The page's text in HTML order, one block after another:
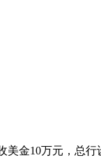
美金10万元，总